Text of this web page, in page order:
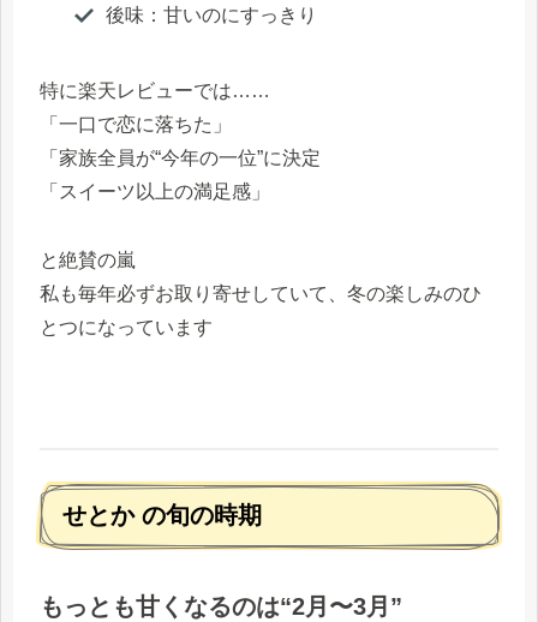
後味：甘いのにすっきり
特に楽天レビューでは……
「一口で恋に落ちた」
「家族全員が“今年の一位”に決定
「スイーツ以上の満足感」
と絶賛の嵐
私も毎年必ずお取り寄せしていて、冬の楽しみのひ
とつになっています
せとか の旬の時期
もっとも甘くなるのは“2月〜3月”